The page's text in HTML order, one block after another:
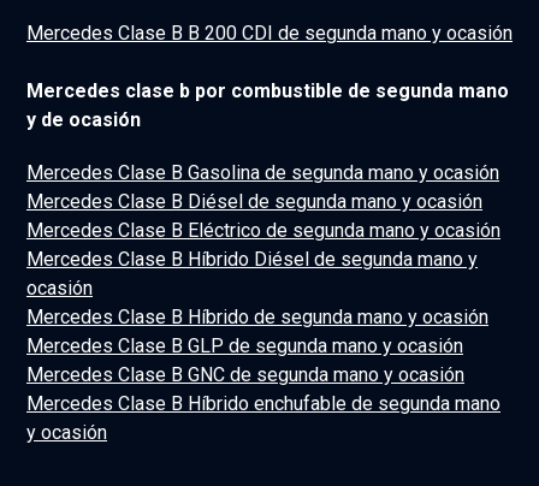
Mercedes Clase B B 200 CDI de segunda mano y ocasión
Mercedes clase b por combustible de segunda mano
y de ocasión
Mercedes Clase B Gasolina de segunda mano y ocasión
Mercedes Clase B Diésel de segunda mano y ocasión
Mercedes Clase B Eléctrico de segunda mano y ocasión
Mercedes Clase B Híbrido Diésel de segunda mano y
ocasión
Mercedes Clase B Híbrido de segunda mano y ocasión
Mercedes Clase B GLP de segunda mano y ocasión
Mercedes Clase B GNC de segunda mano y ocasión
Mercedes Clase B Híbrido enchufable de segunda mano
y ocasión